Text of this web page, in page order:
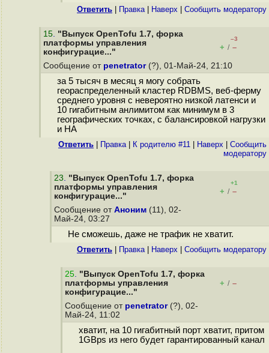
Ответить Правка| Наверх Cообщить модератору
15. "Выпуск OpenTofu 1.7, форка
платформы управления
конфигурацие..."
–3
+ / –
Сообщение от penetrator(?), 01-Май-24, 21:10
за 5 тысяч в месяц я могу собрать
геораспределенный кластер RDBMS, веб-ферму
среднего уровня с невероятно низкой латенси и
10 гигабитным анлимитом как минимум в 3
географических точках, с балансировкой нагрузки
и HA
Ответить Правка| К родителю #11 Наверх
Cообщить
модератору
23. "Выпуск OpenTofu 1.7, форка
платформы управления
конфигурацие..."
+1
+ / –
Сообщение от Аноним (11), 02-
Май-24, 03:27
Не сможешь, даже не трафик не хватит.
Ответить Правка| Наверх Cообщить модератору
25. "Выпуск OpenTofu 1.7, форка
платформы управления
конфигурацие..."
+ / –
Сообщение от penetrator(?), 02-
Май-24, 11:02
хватит, на 10 гигабитный порт хватит, притом
1GBps из него будет гарантированный канал